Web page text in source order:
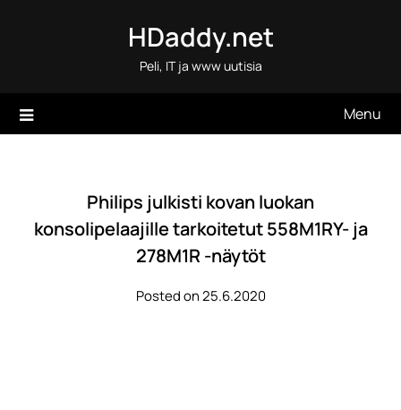
HDaddy.net
Peli, IT ja www uutisia
Menu
Philips julkisti kovan luokan
konsolipelaajille tarkoitetut 558M1RY- ja
278M1R -näytöt
Posted on 25.6.2020